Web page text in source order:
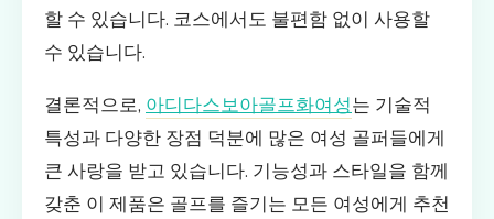
할 수 있습니다. 코스에서도 불편함 없이 사용할
수 있습니다.
결론적으로, 아디다스보아골프화여성는 기술적
특성과 다양한 장점 덕분에 많은 여성 골퍼들에게
큰 사랑을 받고 있습니다. 기능성과 스타일을 함께
갖춘 이 제품은 골프를 즐기는 모든 여성에게 추천